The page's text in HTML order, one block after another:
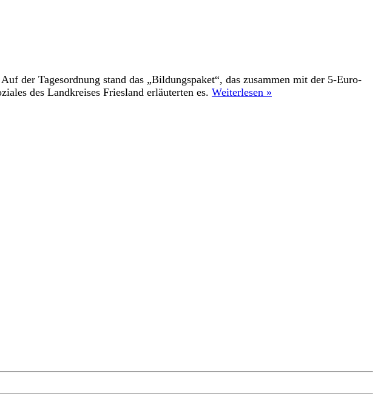
der Tagesordnung stand das „Bildungspaket“, das zusammen mit der 5-Euro-
des Landkreises Friesland erläuterten es. Weiterlesen »